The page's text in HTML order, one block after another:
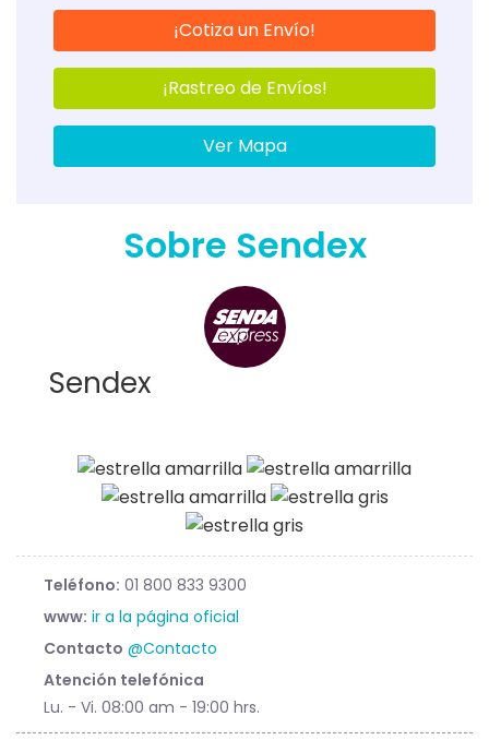
¡Cotiza un Envío!
¡Rastreo de Envíos!
Ver Mapa
Sobre Sendex
Sendex
Teléfono: 01 800 833 9300
www: ir a la página oficial
Contacto @Contacto
Atención telefónica
Lu. - Vi. 08:00 am - 19:00 hrs.